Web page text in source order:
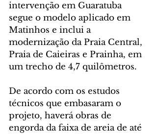
intervenção em Guaratuba
segue o modelo aplicado em
Matinhos e inclui a
modernização da Praia Central,
Praia de Caieiras e Prainha, em
um trecho de 4,7 quilômetros.
De acordo com os estudos
técnicos que embasaram o
projeto, haverá obras de
engorda da faixa de areia de até